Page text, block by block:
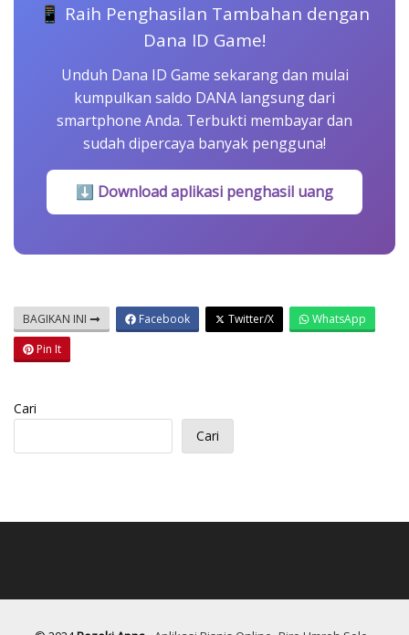
📱 Raih Penghasilan Tambahan dengan
Dana ID Game!
Unduh Dana ID Game sekarang dan mulai
kumpulkan saldo DANA langsung dari
smartphone Anda. Terbukti membayar dan
sudah dipercaya banyak pengguna!
⬇ Download aplikasi penghasil uang
BAGIKAN INI Facebook Twitter/X
WhatsApp
Pin It
Cari
Cari